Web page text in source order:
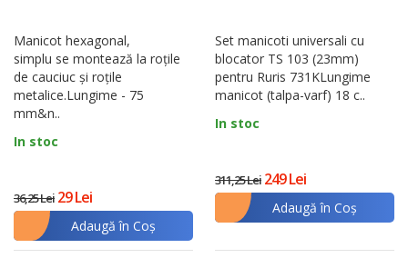
Manicot hexagonal,
simplu se montează la roţile
de cauciuc şi roţile
metalice.Lungime - 75
mm&n..
In stoc
36,25 Lei 29 Lei
Adaugă în Coş
Set manicoti universali cu
blocator TS 103 (23mm)
pentru Ruris 731KLungime
manicot (talpa-varf) 18 c..
In stoc
311,25 Lei 249 Lei
Adaugă în Coş